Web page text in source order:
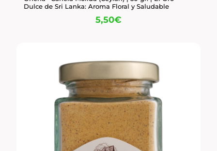
Dulce de Sri Lanka: Aroma Floral y Saludable
5,50€